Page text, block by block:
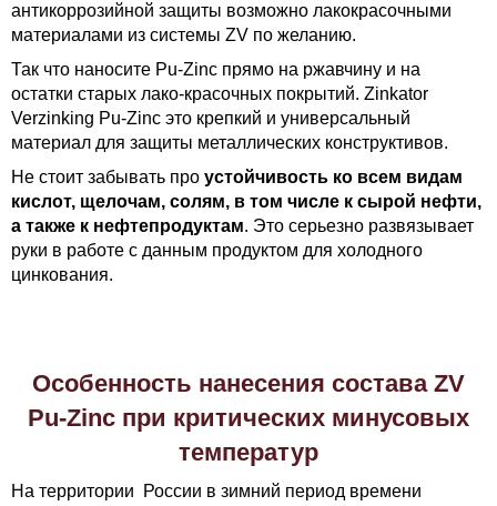
антикоррозийной защиты возможно лакокрасочными
материалами из системы ZV по желанию.
Так что наносите Pu-Zinc прямо на ржавчину и на
остатки старых лако-красочных покрытий. Zinkator
Verzinking Pu-Zinc это крепкий и универсальный
материал для защиты металлических конструктивов.
Не стоит забывать про устойчивость ко всем видам
кислот, щелочам, солям, в том числе к сырой нефти,
а также к нефтепродуктам. Это серьезно развязывает
руки в работе с данным продуктом для холодного
цинкования.
Особенность нанесения состава ZV
Pu-Zinc при критических минусовых
температур
На территории России в зимний период времени